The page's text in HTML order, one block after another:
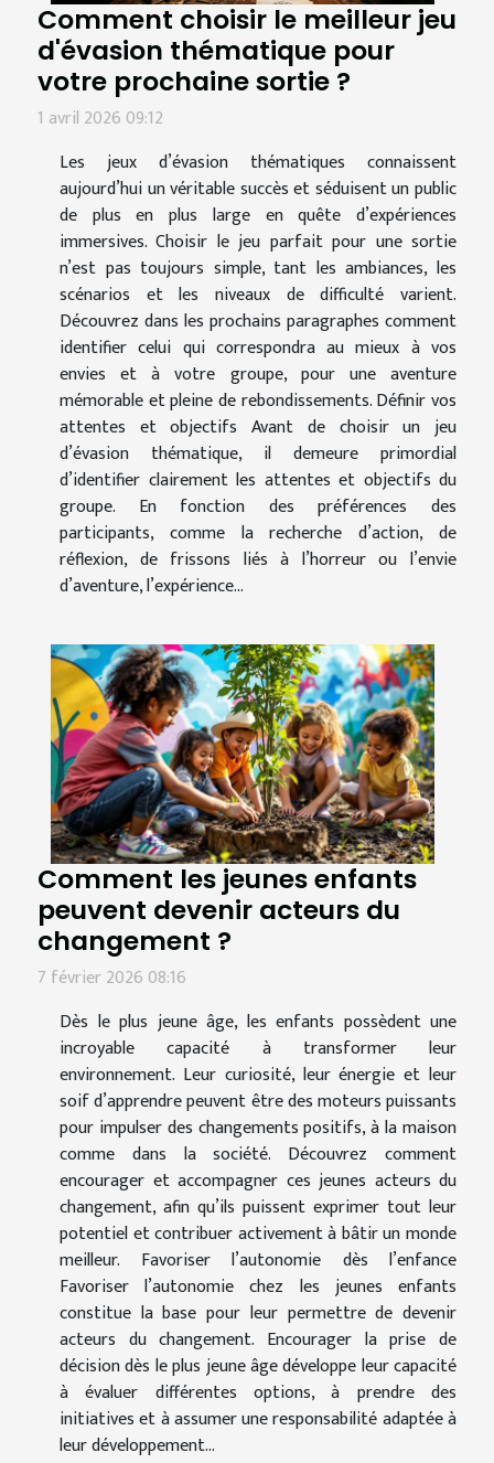
Comment choisir le meilleur jeu
d'évasion thématique pour
votre prochaine sortie ?
1 avril 2026 09:12
Les jeux d’évasion thématiques connaissent
aujourd’hui un véritable succès et séduisent un public
de plus en plus large en quête d’expériences
immersives. Choisir le jeu parfait pour une sortie
n’est pas toujours simple, tant les ambiances, les
scénarios et les niveaux de difficulté varient.
Découvrez dans les prochains paragraphes comment
identifier celui qui correspondra au mieux à vos
envies et à votre groupe, pour une aventure
mémorable et pleine de rebondissements. Définir vos
attentes et objectifs Avant de choisir un jeu
d’évasion thématique, il demeure primordial
d’identifier clairement les attentes et objectifs du
groupe. En fonction des préférences des
participants, comme la recherche d’action, de
réflexion, de frissons liés à l’horreur ou l’envie
d’aventure, l’expérience...
Comment les jeunes enfants
peuvent devenir acteurs du
changement ?
7 février 2026 08:16
Dès le plus jeune âge, les enfants possèdent une
incroyable capacité à transformer leur
environnement. Leur curiosité, leur énergie et leur
soif d’apprendre peuvent être des moteurs puissants
pour impulser des changements positifs, à la maison
comme dans la société. Découvrez comment
encourager et accompagner ces jeunes acteurs du
changement, afin qu’ils puissent exprimer tout leur
potentiel et contribuer activement à bâtir un monde
meilleur. Favoriser l’autonomie dès l’enfance
Favoriser l’autonomie chez les jeunes enfants
constitue la base pour leur permettre de devenir
acteurs du changement. Encourager la prise de
décision dès le plus jeune âge développe leur capacité
à évaluer différentes options, à prendre des
initiatives et à assumer une responsabilité adaptée à
leur développement...